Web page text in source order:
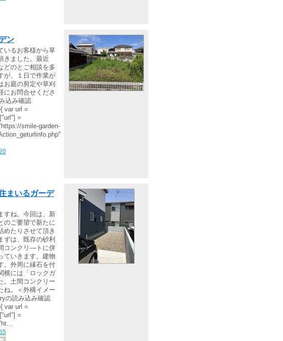
ン
いるお客様から草
きました。最近
どのとご相談を多
が、１日で作業が
お庭の剪定や草刈
にお問合せくださ
込み確認
var url =
=
smile-garden-
まいるガーデ
すね。今回は、新
のご要望で新たに
たりさせて頂き
ずは、既存の砂利
コンクリ―トに併
ていきます。建物
。外周に縁石を付
横には「ロックガ
。土間コンクリー
ね。＜外構イメー
の読み込み確認
var url =
=